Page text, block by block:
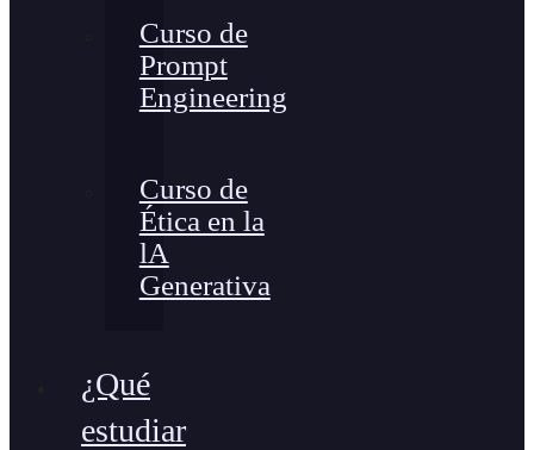
Curso de
Prompt
Engineering
Curso de
Ética en la
lA
Generativa
¿Qué
estudiar